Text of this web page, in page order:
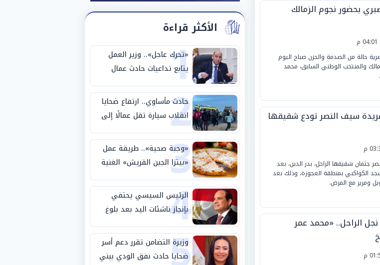
بحضور نجوم الزمالك
حالة من الصدمة والحزن صباح اليوم
والمنتخب الوطني السابق، محمد
سيف النصر تودع شقيقها
جثمان شقيقها الراحل، بدر الدين، بعد
الكواكبي بمنطقة العجوزة، وذلك بعد
ومرير مع المرض.
الراحل.. «محمد عمر
الأكثر قراءة
1
«تحرك عاجل».. وزير العمل
يتابع تداعيات حادث عمال
طريق بني سويف الصحراوي
2
حادث مأساوي.. ارتفاع ضحايا
انقلاب سيارة تقل عمالًا إلى
14 شخصًا
3
«وجبة صحية».. طريقة عمل
«بيتزا الجبن القريش» الغنية
بالبروتين
4
الرئيس السيسي يحتفي
بإنجاز ناشئات اليد بعد بلوغ
نصف نهائي كأس العالم
وزيرة التضامن تقرر دعم أسر
ضحايا حادث نفق الودي ببني